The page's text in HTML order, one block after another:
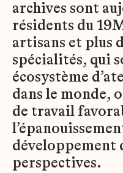
archives sont
résidents du
artisans et plus
spécialités, qui
écosystème
dans le monde,
de travail
développement
perspectives.